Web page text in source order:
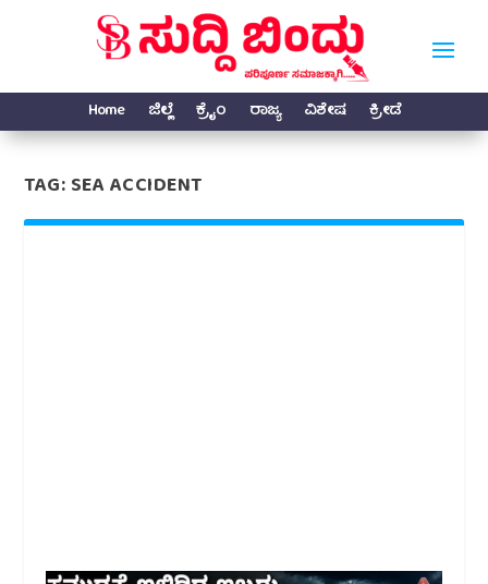
Home ಜಿಲ್ಲೆ ಕ್ರೈಂ ರಾಜ್ಯ ವಿಶೇಷ ಕ್ರೀಡೆ
TAG:SEA ACCIDENT